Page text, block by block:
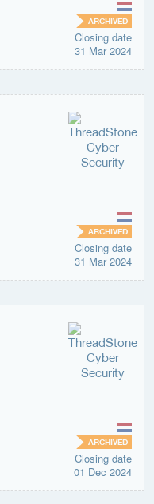
ARCHIVED
Closing date
31 Mar 2024
ARCHIVED
Closing date
31 Mar 2024
ARCHIVED
Closing date
01 Dec 2024